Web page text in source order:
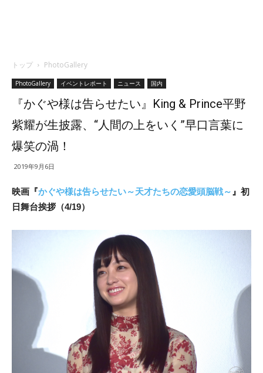
トップ PhotoGallery
PhotoGallery イベントレポート ニュース 国内
『かぐや様は告らせたい』King & Prince平野
紫耀が生披露、“人間の上をいく”早口言葉に
爆笑の渦！
2019年9月6日
映画『かぐや様は告らせたい～天才たちの恋愛頭脳戦～ 』初
日舞台挨拶（4/19）